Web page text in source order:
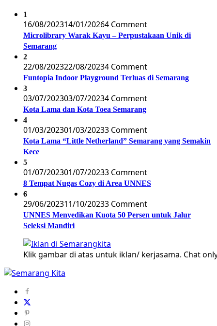
1
16/08/202314/01/20264 Comment
Microlibrary Warak Kayu – Perpustakaan Unik di
Semarang
2
22/08/202322/08/20234 Comment
Funtopia Indoor Playground Terluas di Semarang
3
03/07/202303/07/20234 Comment
Kota Lama dan Kota Toea Semarang
4
01/03/202301/03/20233 Comment
Kota Lama “Little Netherland” Semarang yang Semakin
Kece
5
01/07/202301/07/20233 Comment
8 Tempat Nugas Cozy di Area UNNES
6
29/06/202311/10/20233 Comment
UNNES Menyedikan Kuota 50 Persen untuk Jalur
Seleksi Mandiri
Klik gambar di atas untuk iklan/ kerjasama. Chat